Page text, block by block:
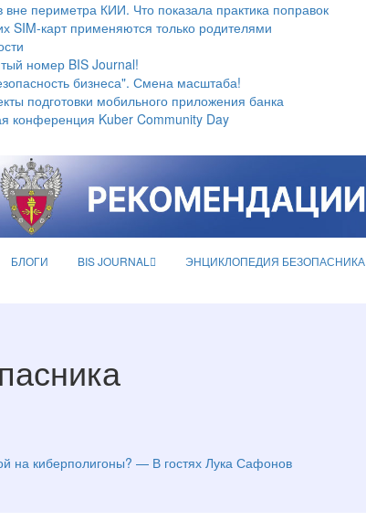
периметра КИИ. Что показала практика поправок
SIM-карт применяются только родителями
номер BIS Journal!
бизнеса". Смена масштаба!
подготовки мобильного приложения банка
конференция Kuber Community Day
БЛОГИ BIS JOURNAL ЭНЦИКЛОПЕДИЯ БЕЗОПАСНИКА
на киберполигоны? — В гостях Лука Сафонов